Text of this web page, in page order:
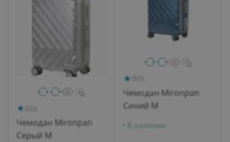
0(0)
Чемодан Mironpan
Серый M
0(0)
Чемодан Mironpan
Синий M
В наличии